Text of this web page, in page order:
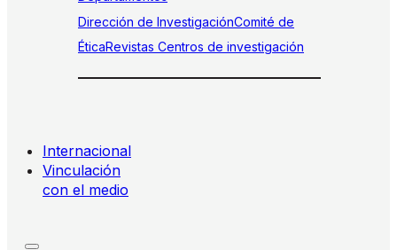
Dirección de InvestigaciónComité de
ÉticaRevistas Centros de investigación
Internacional
Vinculación
con el medio